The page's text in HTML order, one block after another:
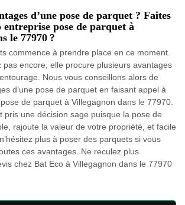
d’une pose de parquet ? Faites
entreprise pose de parquet à
le 77970 ?
commence à prendre place en ce moment.
pas encore, elle procure plusieurs avantages
Nous vous conseillons alors de
d’une pose de parquet en faisant appel à
de parquet à Villegagnon dans le 77970.
pris une décision sage puisque la pose de
rajoute la valeur de votre propriété, et facile
plus à poser des parquets si vous
ces avantages. Ne reculez plus
chez Bat Eco à Villegagnon dans le 77970